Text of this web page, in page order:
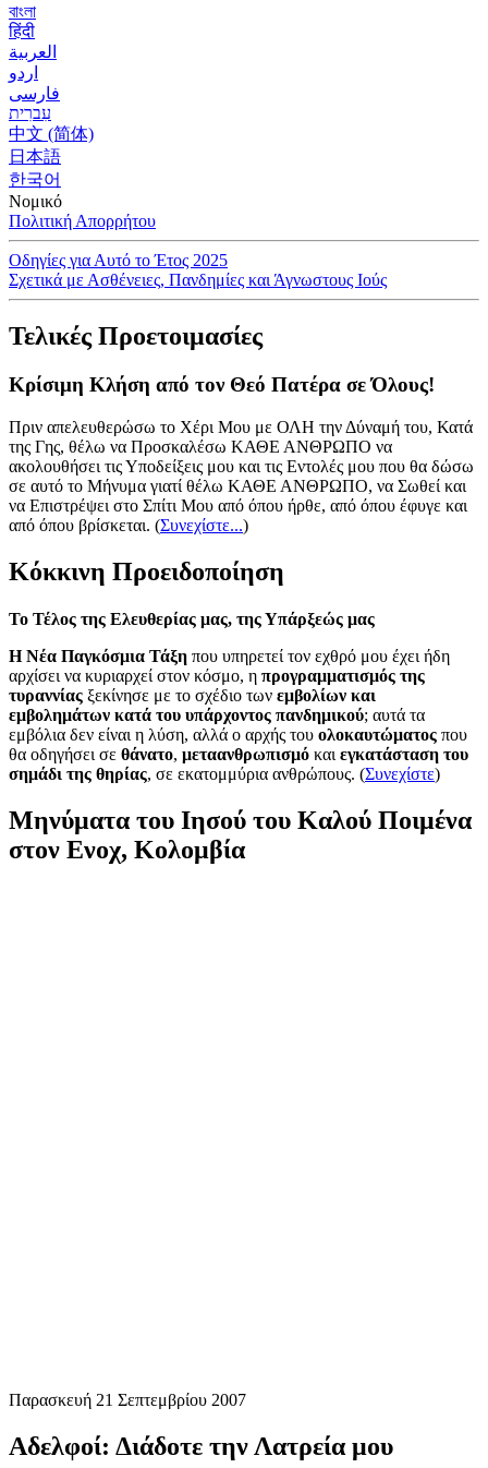
বাংলা
हिंदी
العربية
اردو
فارسی
עִברִית
中文 (简体)
日本語
한국어
Νομικό
Πολιτική Απορρήτου
Οδηγίες για Αυτό το Έτος 2025
Σχετικά με Ασθένειες, Πανδημίες και Άγνωστους Ιούς
Τελικές Προετοιμασίες
Κρίσιμη Κλήση από τον Θεό Πατέρα σε Όλους!
Πριν απελευθερώσω το Χέρι Μου με ΟΛΗ την Δύναμή του, Κατά
της Γης, θέλω να Προσκαλέσω ΚΑΘΕ ΑΝΘΡΩΠΟ να
ακολουθήσει τις Υποδείξεις μου και τις Εντολές μου που θα δώσω
σε αυτό το Μήνυμα γιατί θέλω ΚΑΘΕ ΑΝΘΡΩΠΟ, να Σωθεί και
να Επιστρέψει στο Σπίτι Μου από όπου ήρθε, από όπου έφυγε και
από όπου βρίσκεται. (Συνεχίστε...)
Κόκκινη Προειδοποίηση
Το Τέλος της Ελευθερίας μας, της Υπάρξεώς μας
Η Νέα Παγκόσμια Τάξη που υπηρετεί τον εχθρό μου έχει ήδη
αρχίσει να κυριαρχεί στον κόσμο, η προγραμματισμός της
τυραννίας ξεκίνησε με το σχέδιο των εμβολίων και
εμβολημάτων κατά του υπάρχοντος πανδημικού; αυτά τα
εμβόλια δεν είναι η λύση, αλλά ο αρχής του ολοκαυτώματος που
θα οδηγήσει σε θάνατο, μεταανθρωπισμό και εγκατάσταση του
σημάδι της θηρίας, σε εκατομμύρια ανθρώπους. (Συνεχίστε)
Μηνύματα του Ιησού του Καλού Ποιμένα
στον Ενοχ, Κολομβία
Παρασκευή 21 Σεπτεμβρίου 2007
Αδελφοί: Διάδοτε την Λατρεία μου